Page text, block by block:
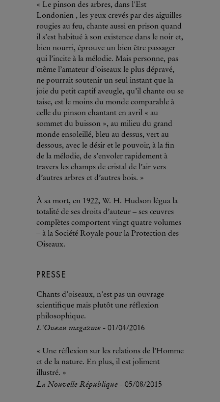
« Le pinson des arbres, dans l'Est
Londonien , les yeux crevés par des aiguilles
rougies au feu, chante aussi en prison quand
il s’est habitué à son existence dans le noir et,
bien nourri, éprouve un bien être passager
qui l’incite à la mélodie. Mais personne, pas
même l’amateur d’oiseaux le plus dépravé,
ne pourrait soutenir un seul instant que la
joie du petit captif aveugle, qu’il chante ou se
taise, est le moins du monde comparable à
celle du pinson chantant en avril « au
sommet du buisson », au milieu du grand
monde ensoleillé, bleu au dessus, vert au
dessous, avec le désir et le pouvoir, à la fin
de la mélodie, de s’envoler rapidement à
travers les champs de cristal de l’air vers
d’autres arbres et d’autres bois. »
À sa mort, en 1922, W. H. Hudson légua la
totalité de ses droits d’auteur – ses œuvres
complètes comportent vingt quatre volumes
– à la Société Royale pour la Protection des
Oiseaux.
PRESSE
Chants d'oiseaux, n'est pas un ouvrage
scientifique mais plutôt une réflexion
philosophique.
L'Oiseau magazine - 01/04/2016
« Une réflexion sur les relations de l'Homme
et de la nature. En plus, il est joliment
illustré. »
La Nouvelle République - 05/08/2015